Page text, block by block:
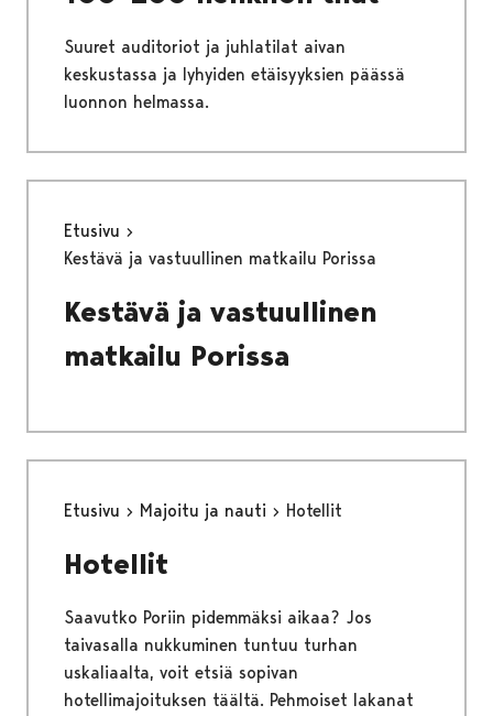
Suuret auditoriot ja juhlatilat aivan
keskustassa ja lyhyiden etäisyyksien päässä
luonnon helmassa.
Etusivu
Kestävä ja vastuullinen matkailu Porissa
Kestävä ja vastuullinen
matkailu Porissa
Etusivu Majoitu ja nauti Hotellit
Hotellit
Saavutko Poriin pidemmäksi aikaa? Jos
taivasalla nukkuminen tuntuu turhan
uskaliaalta, voit etsiä sopivan
hotellimajoituksen täältä. Pehmoiset lakanat